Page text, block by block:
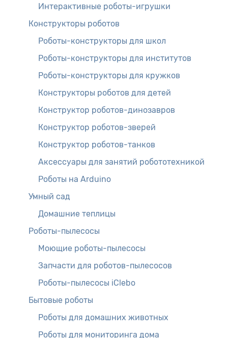
Интерактивные роботы-игрушки
Конструкторы роботов
Роботы-конструкторы для школ
Роботы-конструкторы для институтов
Роботы-конструкторы для кружков
Конструкторы роботов для детей
Конструктор роботов-динозавров
Конструктор роботов-зверей
Конструктор роботов-танков
Аксессуары для занятий робототехникой
Роботы на Arduino
Умный сад
Домашние теплицы
Роботы-пылесосы
Моющие роботы-пылесосы
Запчасти для роботов-пылесосов
Роботы-пылесосы iClebo
Бытовые роботы
Роботы для домашних животных
Роботы для мониторинга дома